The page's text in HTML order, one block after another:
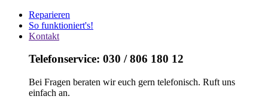
Reparieren
So funktioniert's!
Kontakt
Telefonservice: 030 / 806 180 12
Bei Fragen beraten wir euch gern telefonisch. Ruft uns
einfach an.